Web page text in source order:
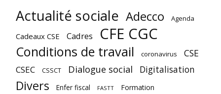
Actualité sociale Adecco Agenda
Cadeaux CSE Cadres CFE CGC
Conditions de travail coronavirus CSE
CSEC CSSCT Dialogue social Digitalisation
Divers Enfer fiscal FASTT Formation